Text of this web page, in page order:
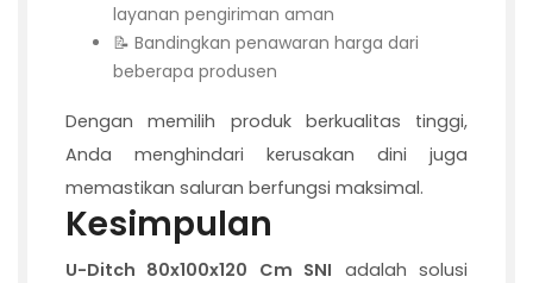
layanan pengiriman aman
📝 Bandingkan penawaran harga dari
beberapa produsen
Dengan memilih produk berkualitas tinggi,
Anda menghindari kerusakan dini juga
memastikan saluran berfungsi maksimal.
Kesimpulan
U-Ditch 80x100x120 Cm SNI adalah solusi